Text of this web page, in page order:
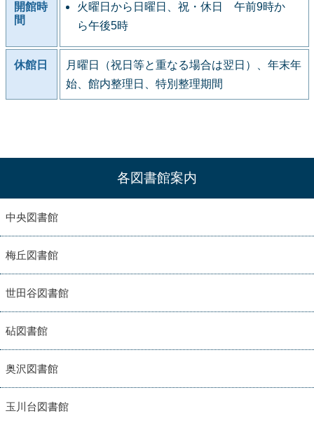
開館時
間
火曜日から日曜日、祝・休日 午前9時か
ら午後5時
休館日
月曜日（祝日等と重なる場合は翌日）、年末年
始、館内整理日、特別整理期間
各図書館案内
中央図書館
梅丘図書館
世田谷図書館
砧図書館
奥沢図書館
玉川台図書館